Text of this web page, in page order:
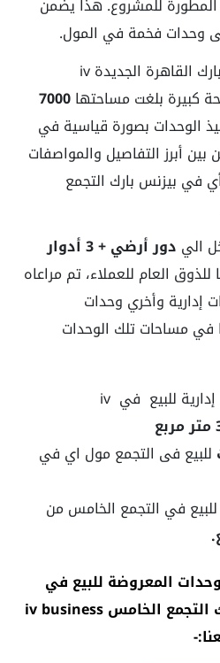
للمشروع. هذا يضمن
وحدات فخمة في المول.
القاهرة الجديدةiv
7000
الوحدات بصورة قياسية في
أبرز التفاصيل والمواصفات
في بيزنس بارك التجمع
الي
دور أرضي + 3 أدوار
العام للعملاء، تم مراعاه
إدارية وأخري وحدات
في مساحات تلك الوحدات
إدارية للبيع في iv
للبيع فى التجمع مول اي في
للبيع في التجمع الخامس من
المعروضة للبيع في
مول اي في بيزنس بارك التجمع الخامس iv business